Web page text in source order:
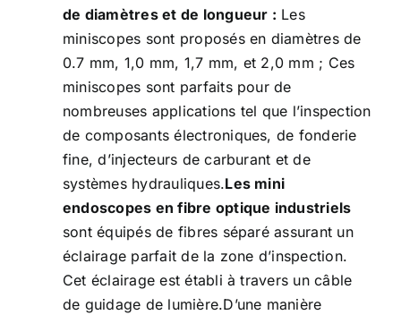
de diamètres et de longueur : Les
miniscopes sont proposés en diamètres de
0.7 mm, 1,0 mm, 1,7 mm, et 2,0 mm ; Ces
miniscopes sont parfaits pour de
nombreuses applications tel que l’inspection
de composants électroniques, de fonderie
fine, d’injecteurs de carburant et de
systèmes hydrauliques.Les mini
endoscopes en fibre optique industriels
sont équipés de fibres séparé assurant un
éclairage parfait de la zone d’inspection.
Cet éclairage est établi à travers un câble
de guidage de lumière.D’une manière